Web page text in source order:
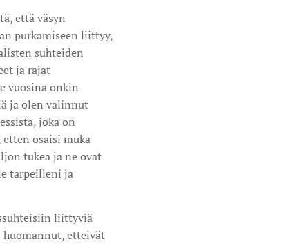
että väsyn
purkamiseen liittyy,
suhteiden
ja rajat
vuosina onkin
ja olen valinnut
joka on
osaisi muka
tukea ja ne ovat
tarpeilleni ja
liittyviä
etteivät